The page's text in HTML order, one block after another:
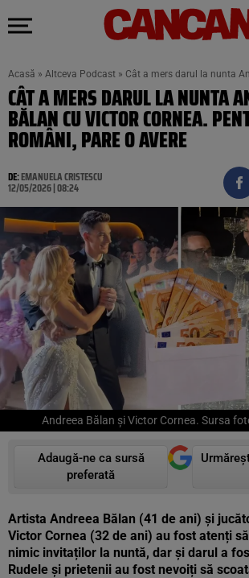
Acasă » Altceva Podcast » Cât a mers darul la nunta
CÂT A MERS DARUL LA NUNTA
BĂLAN CU VICTOR CORNEA.
ROMÂNI, PARE O AVERE
DE:EMANUELA CRISTESCU
12/05/2026 | 08:24
Andreea Bălan și Victor Cornea. Sursa
Adaugă-ne ca sursă
preferată
Artista Andreea Bălan (41 de ani) și
Victor Cornea (32 de ani) au fost atenți
nimic invitaților la nuntă, dar și darul a
Rudele și prietenii au fost nevoiți să